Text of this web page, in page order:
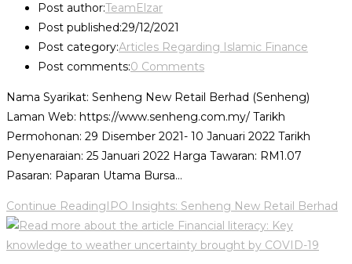
Post author:TeamElzar
Post published:29/12/2021
Post category:Articles Regarding Islamic Finance
Post comments:0 Comments
Nama Syarikat: Senheng New Retail Berhad (Senheng)
Laman Web: https://www.senheng.com.my/ Tarikh
Permohonan: 29 Disember 2021- 10 Januari 2022 Tarikh
Penyenaraian: 25 Januari 2022 Harga Tawaran: RM1.07
Pasaran: Paparan Utama Bursa…
Continue ReadingIPO Insights: Senheng New Retail Berhad